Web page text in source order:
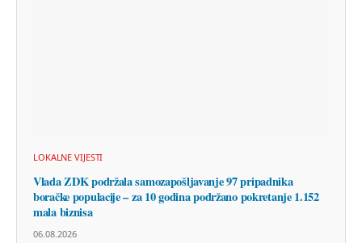
LOKALNE VIJESTI
Vlada ZDK podržala samozapošljavanje 97 pripadnika
boračke populacije – za 10 godina podržano pokretanje 1.152
mala biznisa
06.08.2026